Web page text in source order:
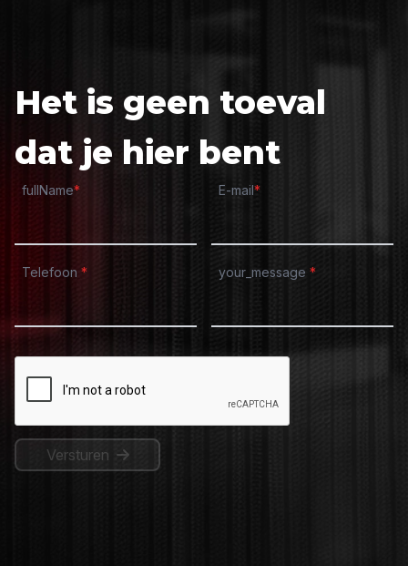
Het is geen toeval
dat je hier bent
fullName* E-mail*
Telefoon * your_message *
Versturen